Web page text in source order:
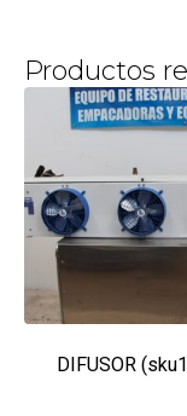
Productos
DIFUSOR